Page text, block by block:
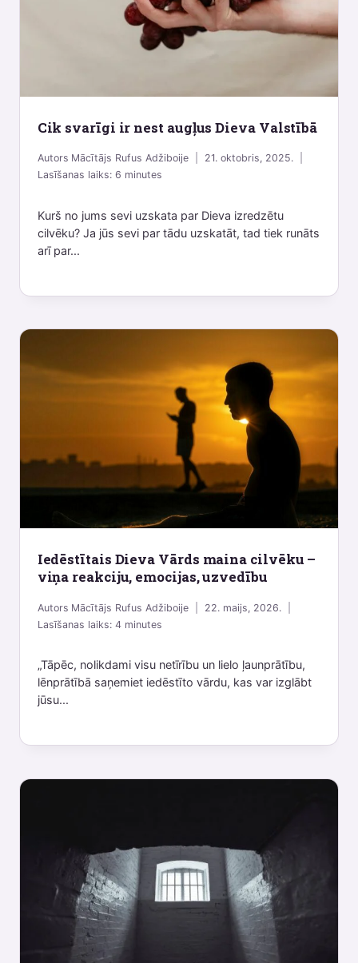
Cik svarīgi ir nest augļus Dieva Valstībā
Autors Mācītājs Rufus Adžiboije
21. oktobris, 2025.
Lasīšanas laiks:6 minutes
Kurš no jums sevi uzskata par Dieva izredzētu
cilvēku? Ja jūs sevi par tādu uzskatāt, tad tiek runāts
arī par...
Iedēstītais Dieva Vārds maina cilvēku –
viņa reakciju, emocijas, uzvedību
Autors Mācītājs Rufus Adžiboije
22. maijs, 2026.
Lasīšanas laiks:4 minutes
„Tāpēc, nolikdami visu netīrību un lielo ļaunprātību,
lēnprātībā saņemiet iedēstīto vārdu, kas var izglābt
jūsu...